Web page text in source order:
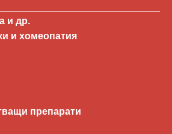
и др.
и хомеопатия
препарати